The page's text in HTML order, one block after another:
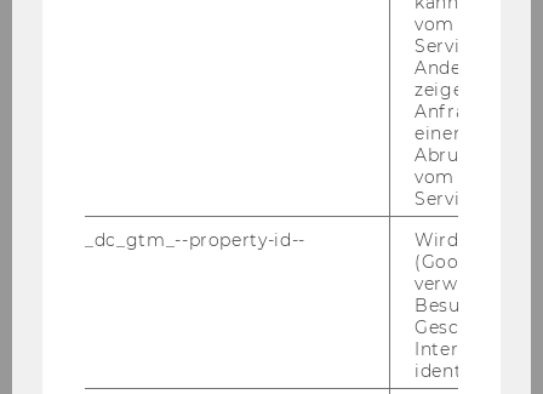
Wei­ter­ent­wick­lung und Eva­lu­ie­rung der Lehr­
Un­ter­stüt­zung der Ad­mi­nis­tra­ti­on der Lehre in
dem je­wei­li­gen Be­reich (LV-​Ankündigungen,
Prü­fun­gen und Ko­or­di­na­ti­on der in­ter­nen und
Ak­tua­li­sie­rung der vor­han­de­nen und Ent­wick­
lung von neuen Lehr­ma­te­ria­li­en (z.B. ak­tu­el­le
Dar­über hin­aus wird er­war­tet, dass der/die er­
folg­rei­che Be­wer­ber/in sich am Qua­li­täts­ma­
nage­ment der Lehre des De­part­ments zen­tral
vom AMP-
Service
Andere
zeigen Opt-
Anfrage im
einen Fehler
Abrufen
vom AMP
Service an.
_dc_gtm_--property-id--
Wird von
(Google Tag
verwendet,
Besucher
Geschlecht
Interessen zu
identifizieren.